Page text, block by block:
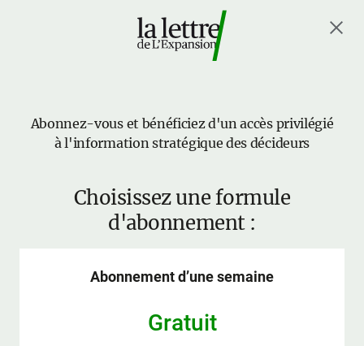
Abonnez-vous et bénéficiez d'un accès privilégié
à l'information stratégique des décideurs
Choisissez une formule
d'abonnement :
Abonnement d’une semaine
Gratuit